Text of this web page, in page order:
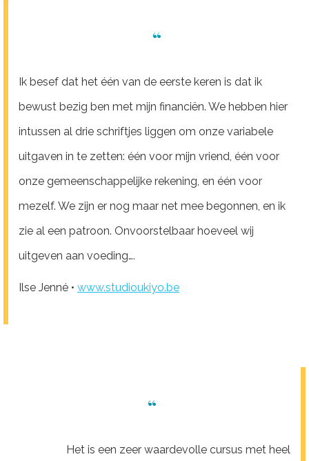
“
Ik besef dat het één van de eerste keren is dat ik
bewust bezig ben met mijn financiën. We hebben hier
intussen al drie schriftjes liggen om onze variabele
uitgaven in te zetten: één voor mijn vriend, één voor
onze gemeenschappelijke rekening, en één voor
mezelf. We zijn er nog maar net mee begonnen, en ik
zie al een patroon. Onvoorstelbaar hoeveel wij
uitgeven aan voeding….
Ilse Jenné • www.studioukiyo.be
“
Het is een zeer waardevolle cursus met heel